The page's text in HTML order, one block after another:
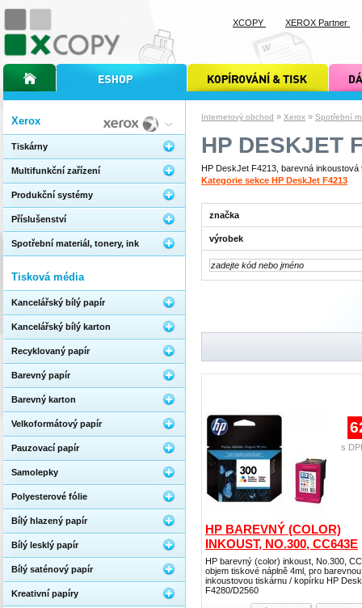
Internetový obchod » Xerox » Spotřební
HP DESKJET
HP DeskJet F4213, barevná
Kategorie sekce HP DeskJet F4213
značka
výrobek
HP BAREVNÝ (COLOR)
INKOUST, NO.300, CC643E
HP barevný (color) inkoust, No.300,
objem tiskové náplně 4ml, pro barevnou
inkoustovou tiskárnu / kopírku HP
F4280/D2560
s
Xerox
Tiskárny
Multifunkční zařízení
Produkční systémy
Příslušenství
Spotřební materiál, tonery, ink
Tisková média
Kancelářský bílý papír
Kancelářský bílý karton
Recyklovaný papír
Barevný papír
Barevný karton
Velkoformátový papír
Pauzovací papír
Samolepky
Polyesterové fólie
Bílý hlazený papír
Bílý lesklý papír
Bílý saténový papír
Kreativní papíry
úvodní stránka xcopyinternetový obchod xcopy kopírování a tisk xcopy dárkové
XCOPY XEROX Partner